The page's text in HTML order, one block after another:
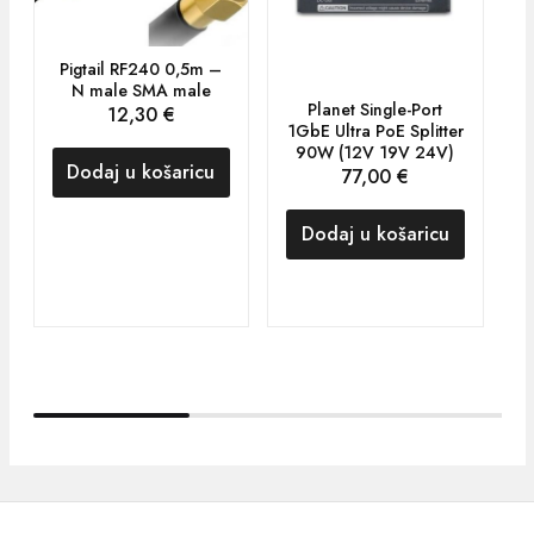
Pigtail RF240 0,5m –
N male SMA male
12,30 €
Dodaj u košaricu
Planet Single-Port
1GbE Ultra PoE Splitter
90W (12V 19V 24V)
77,00 €
Dodaj u košaricu